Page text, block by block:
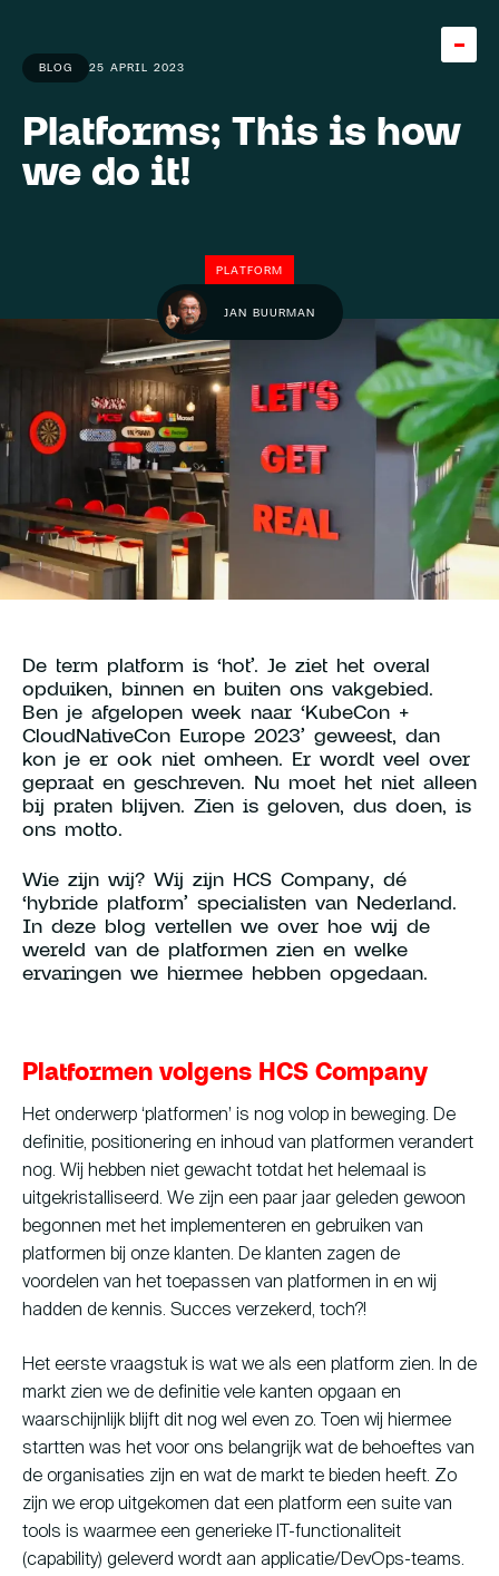
Home
Team
Knowledge base
Expertise
Diensten
Cases
Young Talent Programma
Contact
hallo@hcs-company.com
HCS Company
Anthony Fokkerweg 61
1059 CP Amsterdam
Instagram
LinkedIn
YouTube
BLOG 25 APRIL 2023
Platforms; This is how
we do it!
JAN BUURMAN
PLATFORM
De term platform is ‘hot’. Je ziet het overal
opduiken, binnen en buiten ons vakgebied.
Ben je afgelopen week naar ‘KubeCon +
CloudNativeCon Europe 2023’ geweest, dan
kon je er ook niet omheen. Er wordt veel over
gepraat en geschreven. Nu moet het niet alleen
bij praten blijven. Zien is geloven, dus doen, is
ons motto.
Wie zijn wij? Wij zijn HCS Company, dé
‘hybride platform’ specialisten van Nederland.
In deze blog vertellen we over hoe wij de
wereld van de platformen zien en welke
ervaringen we hiermee hebben opgedaan.
Platformen volgens HCS Company
Het onderwerp ‘platformen’ is nog volop in beweging. De
definitie, positionering en inhoud van platformen verandert
nog. Wij hebben niet gewacht totdat het helemaal is
uitgekristalliseerd. We zijn een paar jaar geleden gewoon
begonnen met het implementeren en gebruiken van
platformen bij onze klanten. De klanten zagen de
voordelen van het toepassen van platformen in en wij
hadden de kennis. Succes verzekerd, toch?!
Het eerste vraagstuk is wat we als een platform zien. In de
markt zien we de definitie vele kanten opgaan en
waarschijnlijk blijft dit nog wel even zo. Toen wij hiermee
startten was het voor ons belangrijk wat de behoeftes van
de organisaties zijn en wat de markt te bieden heeft. Zo
zijn we erop uitgekomen dat een platform een suite van
tools is waarmee een generieke IT-functionaliteit
(capability) geleverd wordt aan applicatie/DevOps-teams.